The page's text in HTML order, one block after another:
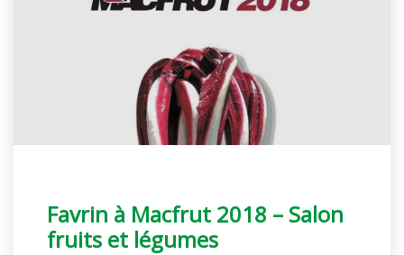
Favrin à Macfrut 2018 – Salon
fruits et légumes